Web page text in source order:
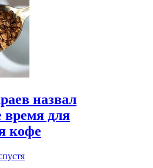
назвал
время для
кофе